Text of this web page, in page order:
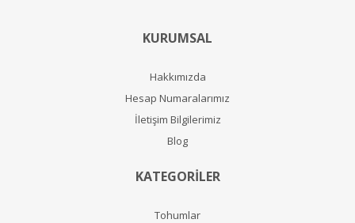
KURUMSAL
Hakkımızda
Hesap Numaralarımız
İletişim Bilgilerimiz
Blog
KATEGORİLER
Tohumlar